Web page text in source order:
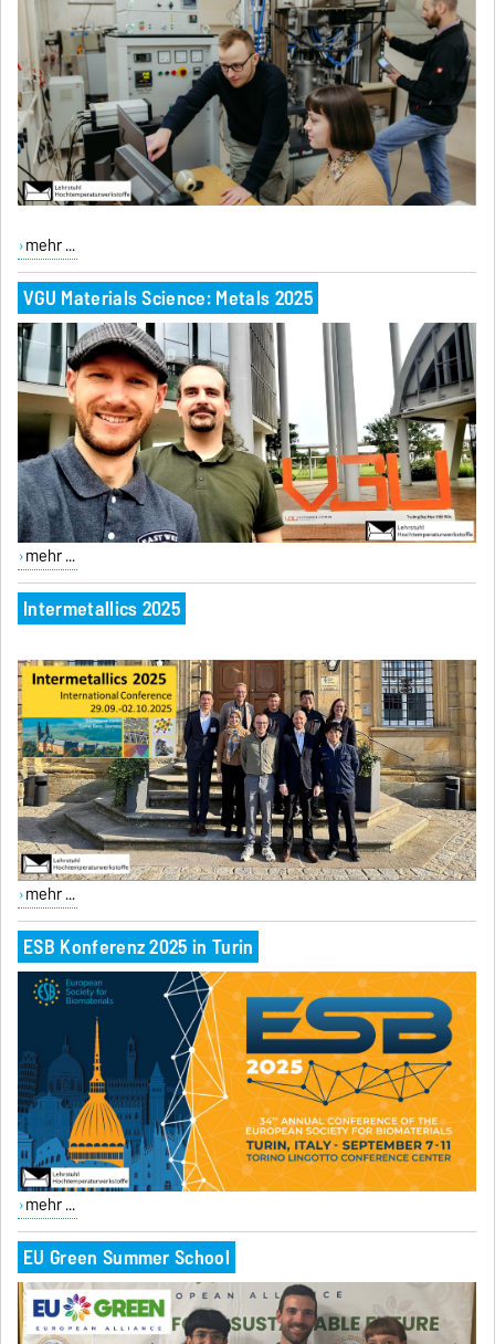
mehr ...
VGU Materials Science: Metals 2025
mehr ...
Intermetallics 2025
mehr ...
ESB Konferenz 2025 in Turin
mehr ...
EU Green Summer School